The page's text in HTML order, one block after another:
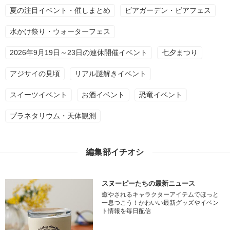
夏の注目イベント・催しまとめ ビアガーデン・ビアフェス
水かけ祭り・ウォーターフェス
2026年9月19日～23日の連休開催イベント 七夕まつり
アジサイの見頃 リアル謎解きイベント
スイーツイベント お酒イベント 恐竜イベント
プラネタリウム・天体観測
編集部イチオシ
スヌーピーたちの最新ニュース
癒やされるキャラクターアイテムでほっと
一息つこう！かわいい最新グッズやイベン
ト情報を毎日配信